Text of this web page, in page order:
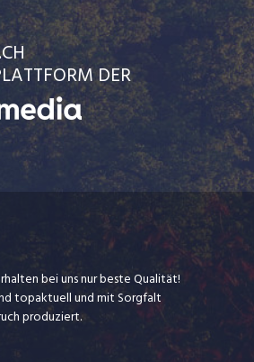
DER
bei uns nur beste Qualität!
topaktuell und mit Sorgfalt
produziert.